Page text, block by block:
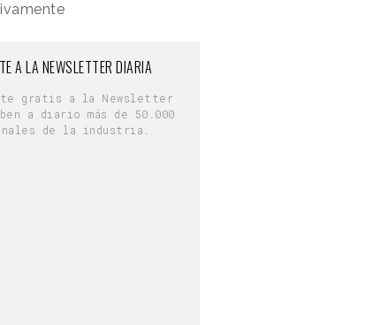
A LA NEWSLETTER DIARIA
gratis a la Newsletter
a diario más de 50.000
de la industria.